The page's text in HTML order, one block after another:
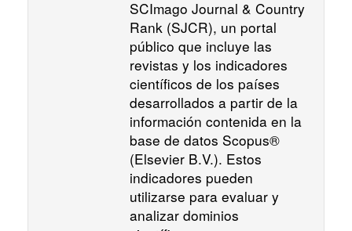
SCImago Journal & Country
Rank (SJCR), un portal
público que incluye las
revistas y los indicadores
científicos de los países
desarrollados a partir de la
información contenida en la
base de datos Scopus®
(Elsevier B.V.). Estos
indicadores pueden
utilizarse para evaluar y
analizar dominios